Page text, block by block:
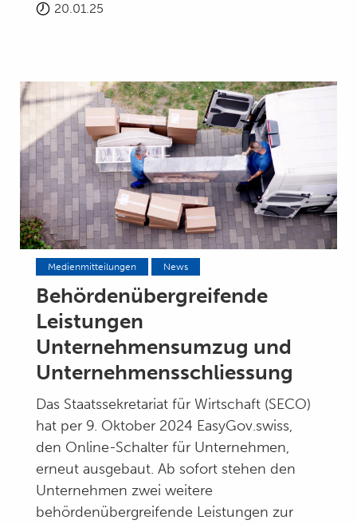
20.01.25
Medienmitteilungen News
Behördenübergreifende
Leistungen
Unternehmensumzug und
Unternehmensschliessung
Das Staatssekretariat für Wirtschaft (SECO)
hat per 9. Oktober 2024 EasyGov.swiss,
den Online-Schalter für Unternehmen,
erneut ausgebaut. Ab sofort stehen den
Unternehmen zwei weitere
behördenübergreifende Leistungen zur